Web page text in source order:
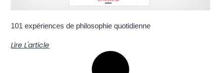
101 expériences de philosophie quotidienne
Lire L'article